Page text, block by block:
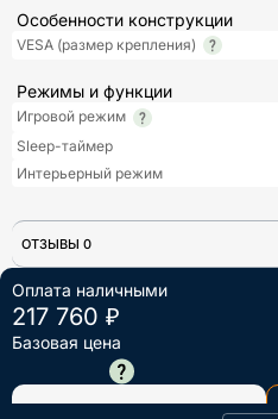
Оплата наличными
217 760 ₽
Базовая цена
В КОРЗИНУ
Особенности конструкции
VESA (размер крепления)
Режимы и функции
Игровой режим
Sleep-таймер
Интерьерный режим
ОТЗЫВЫ 0